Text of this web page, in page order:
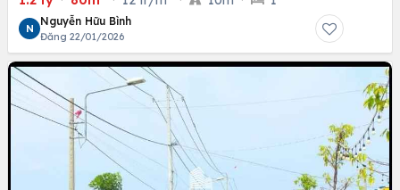
N
Nguyễn Hữu Bình
Đăng 22/01/2026